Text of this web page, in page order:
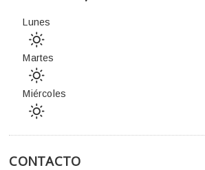
Lunes
Martes
Miércoles
CONTACTO